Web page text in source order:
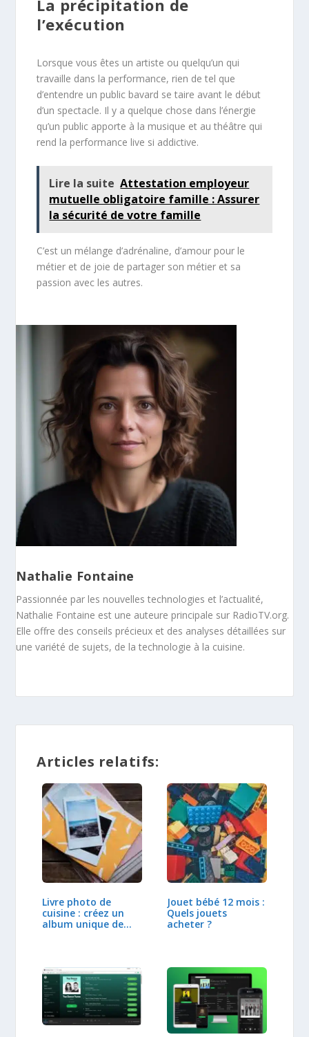
La précipitation de
l’exécution
Lorsque vous êtes un artiste ou quelqu’un qui
travaille dans la performance, rien de tel que
d’entendre un public bavard se taire avant le début
d’un spectacle. Il y a quelque chose dans l’énergie
qu’un public apporte à la musique et au théâtre qui
rend la performance live si addictive.
Lire la suite Attestation employeur
mutuelle obligatoire famille : Assurer
la sécurité de votre famille
C’est un mélange d’adrénaline, d’amour pour le
métier et de joie de partager son métier et sa
passion avec les autres.
Nathalie Fontaine
Passionnée par les nouvelles technologies et l’actualité,
Nathalie Fontaine est une auteure principale sur RadioTV.org.
Elle offre des conseils précieux et des analyses détaillées sur
une variété de sujets, de la technologie à la cuisine.
Articles relatifs:
Livre photo de
cuisine : créez un
album unique de…
Jouet bébé 12 mois :
Quels jouets
acheter ?